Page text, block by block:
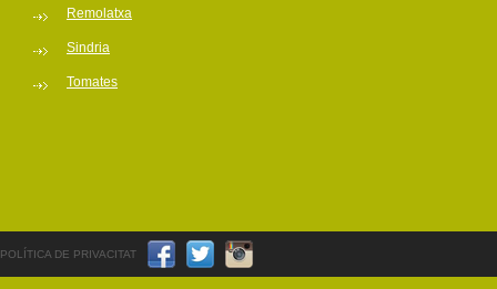
Remolatxa
Sindria
Tomates
POLÍTICA DE PRIVACITAT